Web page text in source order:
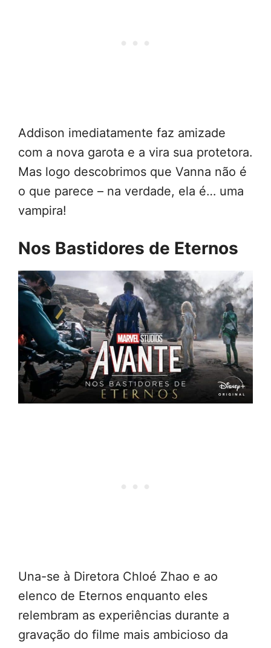
Addison imediatamente faz amizade
com a nova garota e a vira sua protetora.
Mas logo descobrimos que Vanna não é
o que parece – na verdade, ela é… uma
vampira!
Nos Bastidores de Eternos
Una-se à Diretora Chloé Zhao e ao
elenco de Eternos enquanto eles
relembram as experiências durante a
gravação do filme mais ambicioso da